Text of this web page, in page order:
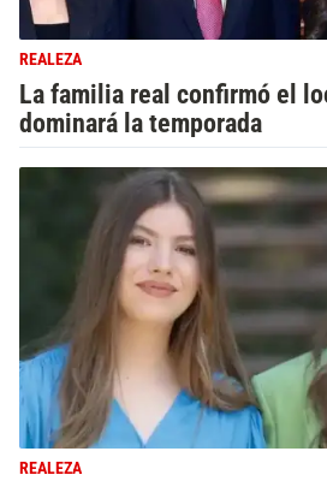
REALEZA
La familia real confirmó el
dominará la temporada
REALEZA